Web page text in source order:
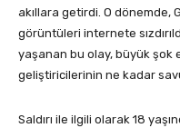
akıllara getirdi. O dönemde,
görüntüleri internete
yaşanan bu olay, büyük şok
geliştiricilerinin ne kadar
Saldırı ile ilgili olarak 18